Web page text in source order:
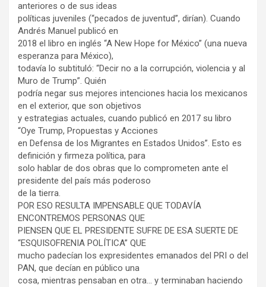
anteriores o de sus ideas
políticas juveniles (“pecados de juventud”, dirían). Cuando
Andrés Manuel publicó en
2018 el libro en inglés “A New Hope for México” (una nueva
esperanza para México),
todavía lo subtituló: “Decir no a la corrupción, violencia y al
Muro de Trump”. Quién
podría negar sus mejores intenciones hacia los mexicanos
en el exterior, que son objetivos
y estrategias actuales, cuando publicó en 2017 su libro
“Oye Trump, Propuestas y Acciones
en Defensa de los Migrantes en Estados Unidos”. Esto es
definición y firmeza política, para
solo hablar de dos obras que lo comprometen ante el
presidente del país más poderoso
de la tierra.
POR ESO RESULTA IMPENSABLE QUE TODAVÍA
ENCONTREMOS PERSONAS QUE
PIENSEN QUE EL PRESIDENTE SUFRE DE ESA SUERTE DE
“ESQUISOFRENIA POLÍTICA” QUE
mucho padecían los expresidentes emanados del PRI o del
PAN, que decían en público una
cosa, mientras pensaban en otra… y terminaban haciendo